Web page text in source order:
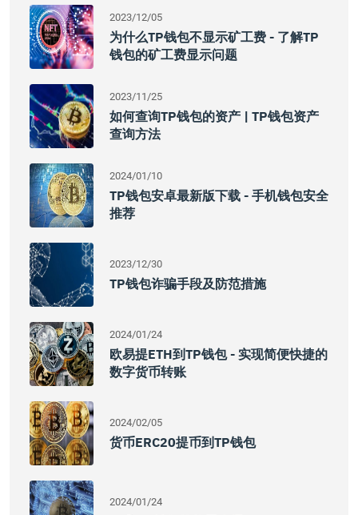
2023/12/05
为什么TP钱包不显示矿工费 - 了解TP
钱包的矿工费显示问题
2023/11/25
如何查询TP钱包的资产 | TP钱包资产
查询方法
2024/01/10
TP钱包安卓最新版下载 - 手机钱包安全
推荐
2023/12/30
TP钱包诈骗手段及防范措施
2024/01/24
欧易提ETH到TP钱包 - 实现简便快捷的
数字货币转账
2024/02/05
货币ERC20提币到TP钱包
2024/01/24